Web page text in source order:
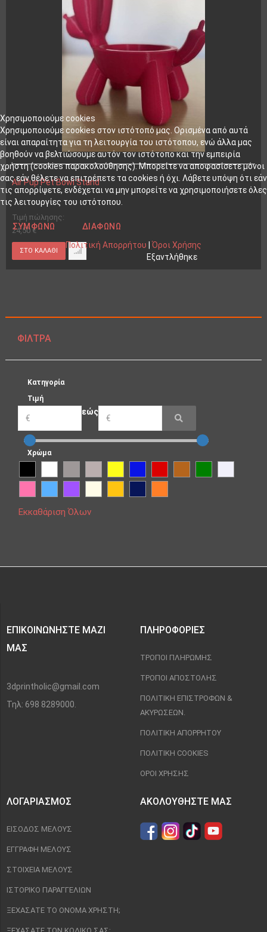
Air Pup Pet Bowl Stand
Τιμή πώλησης:
24,50 €
Εξαντλήθηκε
ΦΊΛΤΡΑ
Κατηγορία
Τιμή
εώς
Χρώμα
Εκκαθάριση Όλων
ΕΠΙΚΟΙΝΩΝΉΣΤΕ ΜΑΖΊ
ΜΑΣ
3dprintholic@gmail.com
Τηλ: 698 8289000.
ΠΛΗΡΟΦΟΡΊΕΣ
ΤΡΌΠΟΙ ΠΛΗΡΩΜΉΣ
ΤΡΌΠΟΙ ΑΠΟΣΤΟΛΉΣ
ΠΟΛΙΤΙΚΉ ΕΠΙΣΤΡΟΦΏΝ &
ΑΚΥΡΏΣΕΩΝ.
ΠΟΛΙΤΙΚΉ ΑΠΟΡΡΉΤΟΥ
ΠΟΛΙΤΙΚΉ COOKIES
ΌΡΟΙ ΧΡΉΣΗΣ
ΛΟΓΑΡΙΑΣΜΌΣ
ΕΊΣΟΔΟΣ ΜΈΛΟΥΣ
ΕΓΓΡΑΦΉ ΜΈΛΟΥΣ
ΣΤΟΙΧΕΊΑ ΜΈΛΟΥΣ
ΙΣΤΟΡΙΚΌ ΠΑΡΑΓΓΕΛΙΏΝ
ΞΕΧΆΣΑΤΕ ΤΟ ΌΝΟΜΑ ΧΡΉΣΤΗ;
ΑΚΟΛΟΥΘΉΣΤΕ ΜΑΣ
Χρησιμοποιούμε cookies
Χρησιμοποιούμε cookies στον ιστότοπό μας. Ορισμένα από αυτά
είναι απαραίτητα για τη λειτουργία του ιστότοπου, ενώ άλλα μας
βοηθούν να βελτιώσουμε αυτόν τον ιστότοπο και την εμπειρία
χρήστη (cookies παρακολούθησης). Μπορείτε να αποφασίσετε μόνοι
σας εάν θέλετε να επιτρέπετε τα cookies ή όχι. Λάβετε υπόψη ότι εάν
τις απορρίψετε, ενδέχεται να μην μπορείτε να χρησιμοποιήσετε όλες
τις λειτουργίες του ιστότοπου.
ΣΥΜΦΩΝΏ
ΔΙΑΦΩΝΏ
Πολιτική Απορρήτου
Όροι Χρήσης